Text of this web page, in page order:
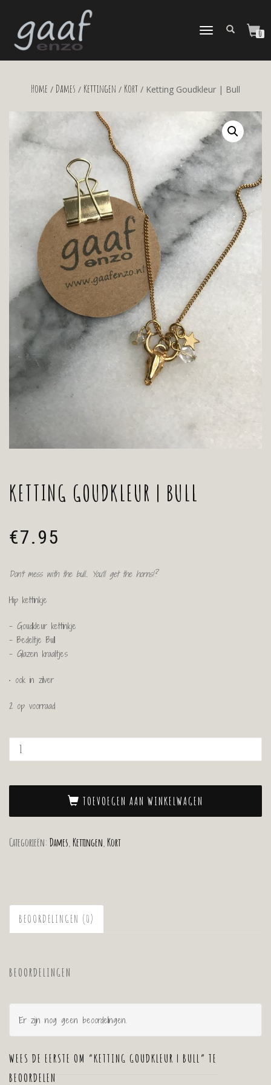
TOGGLE
0
Home / Dames / Kettingen / Kort / Ketting Goudkleur | Bull
KETTING GOUDKLEUR | BULL
€7.95
Don’t mess with the bull.. You’ll get the horns!?
Hip kettinkje
– Goudkleur kettinkje
– Bedeltje Bull
– Glazen kraaltjes
• ook in zilver
2 op voorraad
TOEVOEGEN AAN WINKELWAGEN
Categorieën: Dames Kettingen Kort
BEOORDELINGEN (0)
BEOORDELINGEN
Er zijn nog geen beoordelingen.
WEES DE EERSTE OM “KETTING GOUDKLEUR | BULL” TE
BEOORDELEN